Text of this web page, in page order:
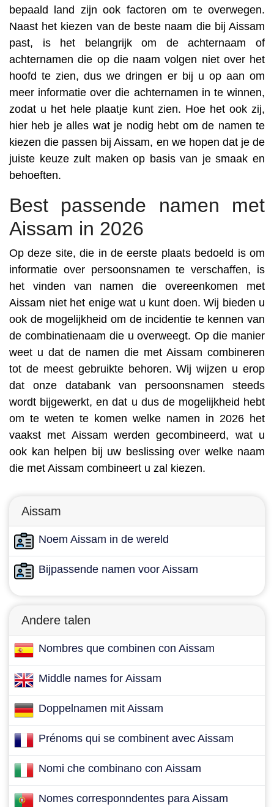
bepaald land zijn ook factoren om te overwegen.
Naast het kiezen van de beste naam die bij Aissam
past, is het belangrijk om de achternaam of
achternamen die op die naam volgen niet over het
hoofd te zien, dus we dringen er bij u op aan om
meer informatie over die achternamen in te winnen,
zodat u het hele plaatje kunt zien. Hoe het ook zij,
hier heb je alles wat je nodig hebt om de namen te
kiezen die passen bij Aissam, en we hopen dat je de
juiste keuze zult maken op basis van je smaak en
behoeften.
Best passende namen met
Aissam in 2026
Op deze site, die in de eerste plaats bedoeld is om
informatie over persoonsnamen te verschaffen, is
het vinden van namen die overeenkomen met
Aissam niet het enige wat u kunt doen. Wij bieden u
ook de mogelijkheid om de incidentie te kennen van
de combinatienaam die u overweegt. Op die manier
weet u dat de namen die met Aissam combineren
tot de meest gebruikte behoren. Wij wijzen u erop
dat onze databank van persoonsnamen steeds
wordt bijgewerkt, en dat u dus de mogelijkheid hebt
om te weten te komen welke namen in 2026 het
vaakst met Aissam werden gecombineerd, wat u
ook kan helpen bij uw beslissing over welke naam
die met Aissam combineert u zal kiezen.
Aissam
Noem Aissam in de wereld
Bijpassende namen voor Aissam
Andere talen
Nombres que combinen con Aissam
Middle names for Aissam
Doppelnamen mit Aissam
Prénoms qui se combinent avec Aissam
Nomi che combinano con Aissam
Nomes corresponndentes para Aissam